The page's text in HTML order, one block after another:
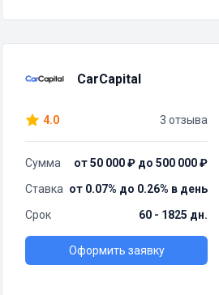
CarCapital
4.0 3 отзыва
Сумма
от 50 000 ₽ до 500 000 ₽
Ставка от 0.07% до 0.26% в день
Срок
60 - 1825 дн.
Оформить заявку